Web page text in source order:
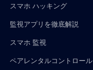
スマホ ハッキング
監視アプリを徹底解説
スマホ 監視
ペアレンタルコントロール